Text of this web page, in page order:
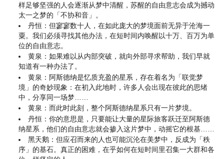
样足够坚强的人会逐渐从梦中清醒，苏醒的自由意志会成为撼动
太一之梦的「不协和音」。
丹恒：但寥寥数十人，在如此庞大的梦境面前无异于沧海一
粟。我们必须寻找其他办法，在短时间内唤醒以十万、百万为单
位的自由意志。
黄泉：如果难以从内部突破，就向外部寻求帮助，我们早就
知道有一种办法了。
黄泉：阿斯德纳是忆质充盈的星系，存在着名为「联觉梦
境」的奇妙现象：在初入此地时，许多人会出现在彼此的思绪
中，分享同一场梦……
黄泉：而此时此刻，整个阿斯德纳星系只有一片梦境。
丹恒：你的意思是，只要能让大量的星际旅客跃迁至阿斯德
纳星系，他们的自由意志就会掺入这片梦中，动摇它的根基……
黑天鹅：但应召而来的人也可能沉沦在美梦中，反成为「秩
序」的基石。真正的困难，在乎如何在短时间里召集一大群和各